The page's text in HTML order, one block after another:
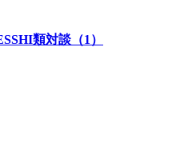
類対談（1）